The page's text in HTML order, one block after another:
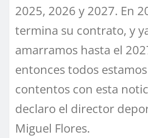
2025, 2026 y 2027. En
termina su contrato, y
amarramos hasta el
entonces todos estamos
contentos con esta
declaro el director
Miguel Flores.